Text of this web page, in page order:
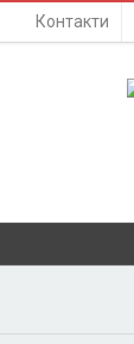
Контакти